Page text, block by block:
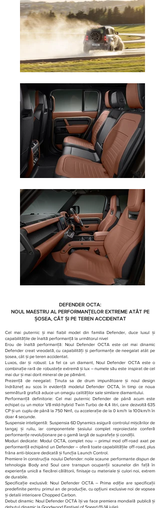
DEFENDER OCTA:
NOUL MAESTRU AL PERFORMANȚELOR EXTREME ATÂT PE
ȘOSEA, CÂT ȘI PE TEREN ACCIDENTAT
Cel mai puternic și mai fiabil model din familia Defender, duce luxul și
capabilitățile de înaltă performanță la următorul nivel
Erou de înaltă performanță: Noul Defender OCTA este cel mai dinamic
Defender creat vreodată, cu capabilități și performanțe de neegalat atât pe
șosea, cât și pe teren accidentat.
Luxos, dar și robust: La fel ca un diamant, Noul Defender OCTA este o
combinație rară de robustețe extremă și lux – numele său este inspirat de cel
mai dur și mai dorit mineral de pe pământ.
Prezență de neegalat: Ținuta sa de drum impunătoare și noul design
îndrăzneț au scos în evidență modelul Defender OCTA, în timp ce noua
semnătură grafică aduce un omagiu calităților sale similare diamantului.
Performanță definitorie: Cel mai puternic Defender de până acum este
echipat cu un motor V8 mild-hybrid Twin Turbo de 4,4 litri, care dezvoltă 635
CP și un cuplu de până la 750 Nm1, cu accelerație de la 0 km/h la 100km/h în
doar 4 secunde.
Suspensie inteligentă: Suspensia 6D Dynamics asigură controlul mișcărilor de
tangaj și ruliu, iar componentele șasiului complet reproiectate conferă
performanțe revoluționare pe o gamă largă de suprafețe și condiții.
Moduri dedicate: Modul OCTA, complet nou – primul mod off-road axat pe
performanță echipând un Defender – oferă toate capabilitățile off-road, plus
frâna anti-blocare dedicată și funcția Launch Control.
Premiere în construcția noului Defender: noile scaune performante dispun de
tehnologia Body and Soul care transpun ocupanții scaunelor din față în
experiența unică a fiecărei călătorii, finisaje cu materiale și culori noi, extrem
de durabile.
Specificație exclusivă: Noul Defender OCTA – Prima ediție are specificații
predefinite pentru primul an de producție, cu opțiuni exclusive noi de vopsea
și detalii interioare Chopped Carbon.
Debut dinamic: Noul Defender OCTA își va face premiera mondială publică și
debutul dinamic la Goodwood Festival of Speed (11-14 iulie).